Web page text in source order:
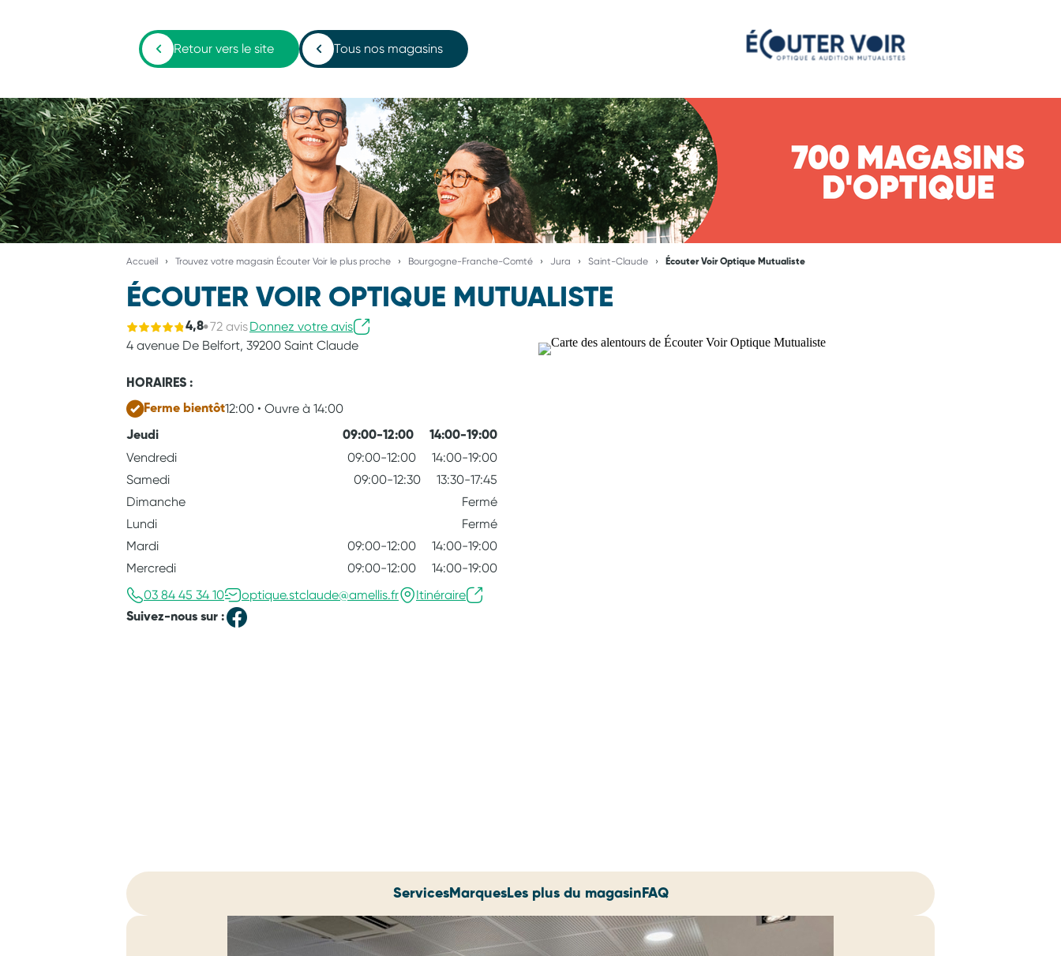
Retour vers le site Tous nos magasins
Accueil Trouvez votre magasin Écouter Voir le plus proche Bourgogne-Franche-Comté Jura Saint-Claude Écouter Voir Optique Mutualiste
ÉCOUTER VOIR OPTIQUE MUTUALISTE
4,8 72 avisDonnez votre avis
4 avenue De Belfort, 39200 Saint Claude
HORAIRES :
Ferme bientôt12:00 • Ouvre à 14:00
Jeudi 09:00-12:00 14:00-19:00
Vendredi 09:00-12:00
14:00-19:00
Samedi
09:00-12:30
13:30-17:45
Dimanche
Fermé
Lundi
Fermé
Mardi
09:00-12:00
14:00-19:00
Mercredi
09:00-12:00
14:00-19:00
03 84 45 34 10
optique.stclaude@amellis.fr Itinéraire
Suivez-nous sur :
ServicesMarquesLes plus du magasin FAQ